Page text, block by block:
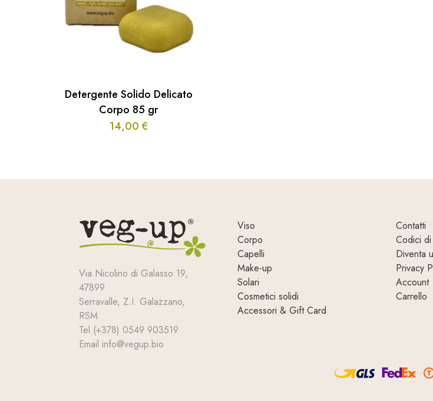
Detergente Solido Delicato
Corpo 85 gr
14,00 €
Via Nicolino di Galasso 19,
47899
Serravalle, Z.I. Galazzano,
RSM
Tel (+378) 0549 903519
Email info@vegup.bio
Viso
Corpo
Capelli
Make-up
Solari
Cosmetici solidi
Accessori & Gift Card
Contatti
Codici di
Diventa
Privacy
Account
Carrello